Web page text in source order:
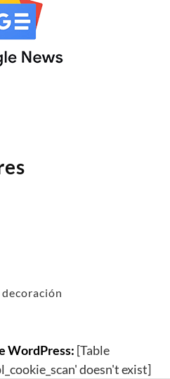
WordPress: [Table
doesn't exist]